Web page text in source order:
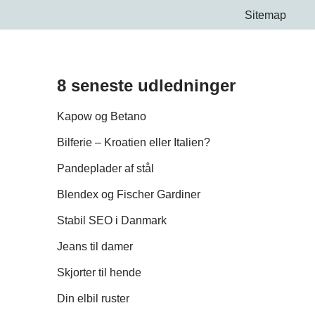
Sitemap
8 seneste udledninger
Kapow og Betano
Bilferie – Kroatien eller Italien?
Pandeplader af stål
Blendex og Fischer Gardiner
Stabil SEO i Danmark
Jeans til damer
Skjorter til hende
Din elbil ruster